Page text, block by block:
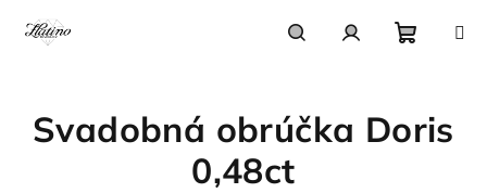
košík
Svadobná obrúčka Doris
0,48ct